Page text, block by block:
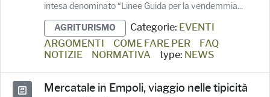
intesa denominato “Linee Guida per la vendemmia...
AGRITURISMO Categorie: EVENTI
ARGOMENTI
COME FARE PER
FAQ
NOTIZIE
NORMATIVA type: NEWS
Mercatale in Empoli, viaggio nelle tipicità